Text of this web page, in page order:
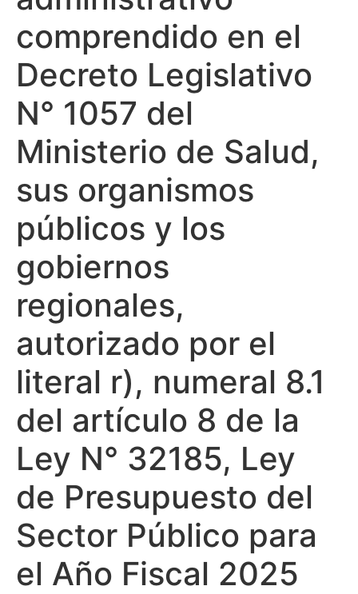
comprendido en el
Decreto Legislativo
N° 1057 del
Ministerio de Salud,
sus organismos
públicos y los
gobiernos
regionales,
autorizado por el
literal r), numeral 8.1
del artículo 8 de la
Ley N° 32185, Ley
de Presupuesto del
Sector Público para
el Año Fiscal 2025